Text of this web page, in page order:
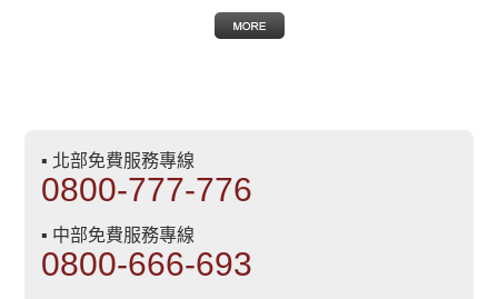
▪ 北部免費服務專線
0800-777-776
▪ 中部免費服務專線
0800-666-693